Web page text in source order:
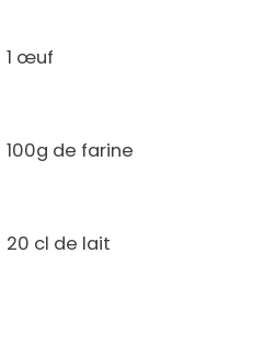
1 œuf
100g de farine
20 cl de lait